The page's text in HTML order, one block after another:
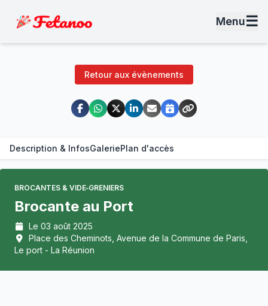
Menu☰
Retour aux évènements
Description & InfosGaleriePlan d'accès
BROCANTES & VIDE‑GRENIERS
Brocante au Port
Le 03 août 2025
Place des Cheminots, Avenue de la Commune de Paris,
Le port - La Réunion